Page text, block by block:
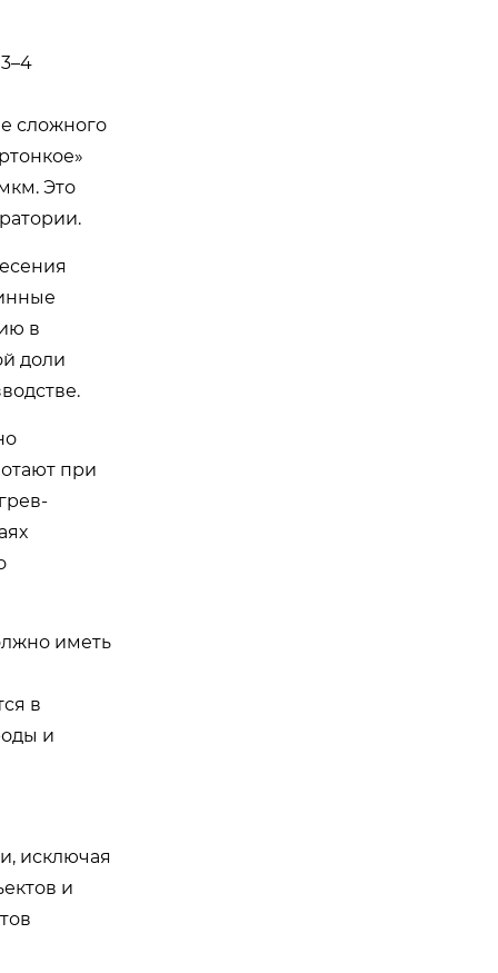
сложного
Это
в
доли
при
иметь
в
и
исключая
и